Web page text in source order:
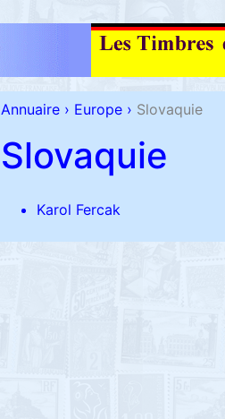
Annuaire › Europe › Slovaquie
Slovaquie
Karol Fercak